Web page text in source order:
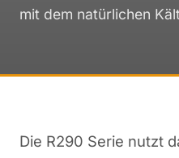
mit dem natürlichen
Die R290 Serie nutzt